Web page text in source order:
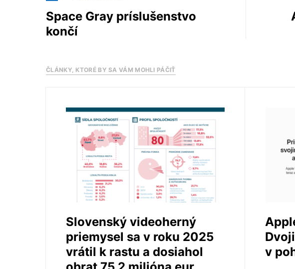
Space Gray príslušenstvo
končí
ČLÁNKY, KTORÉ BY SA VÁM MOHLI PÁČIŤ
Slovenský videoherný
priemysel sa v roku 2025
vrátil k rastu a dosiahol
v